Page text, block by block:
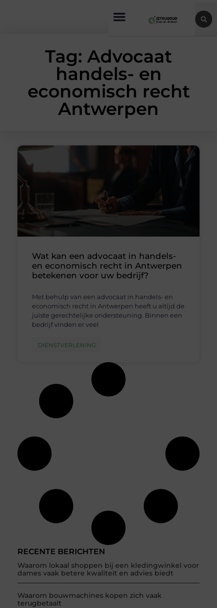
Tag: Advocaat
handels- en
economisch recht
Antwerpen
RECENTE BERICHTEN
Waarom lokaal shoppen bij een kledingwinkel voor
dames vaak betere kwaliteit en advies biedt
Waarom bouwmachines kopen zich vaak
terugbetaalt
Wat kan een advocaat in handels-
en economisch recht in Antwerpen
betekenen voor uw bedrijf?
Met behulp van een advocaat in handels- en
economisch recht in Antwerpen heeft u altijd de
juiste gerechtelijke ondersteuning. Binnen een
bedrijf vinden er veel
DIENSTVERLENING